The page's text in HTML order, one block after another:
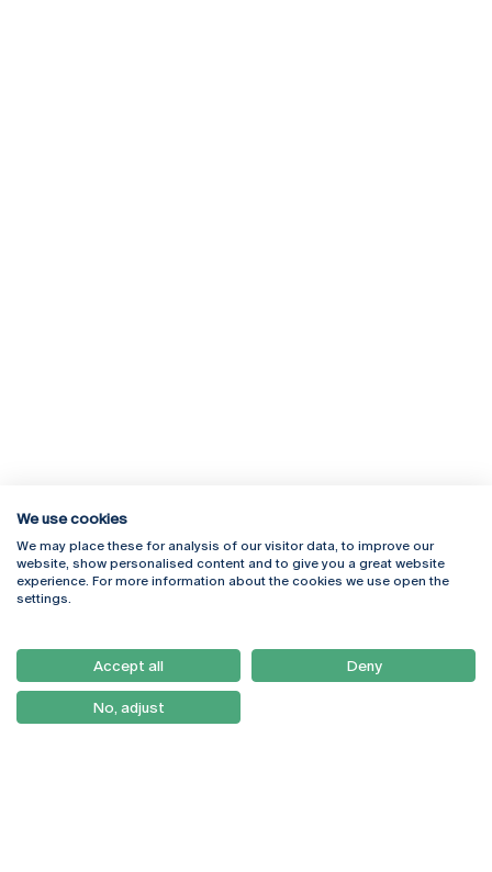
Rua Diogo Botelho 1327
4169-005 Porto
+351 226 196 240
Campus Online
Webmail
Como Chegar
Newsletter
We use cookies
We may place these for analysis of our visitor data, to improve our
website, show personalised content and to give you a great website
experience. For more information about the cookies we use open the
settings.
Accept all Deny
No, adjust